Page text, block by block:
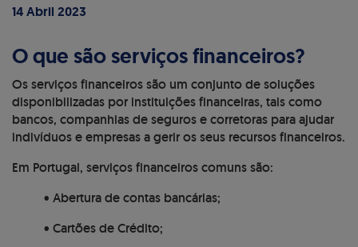
14 Abril 2023
O que são serviços financeiros?
Os serviços financeiros são um conjunto de soluções
disponibilizadas por instituições financeiras, tais como
bancos, companhias de seguros e corretoras para ajudar
indivíduos e empresas a gerir os seus recursos financeiros.
Em Portugal, serviços financeiros comuns são:
• Abertura de contas bancárias;
• Cartões de Crédito;